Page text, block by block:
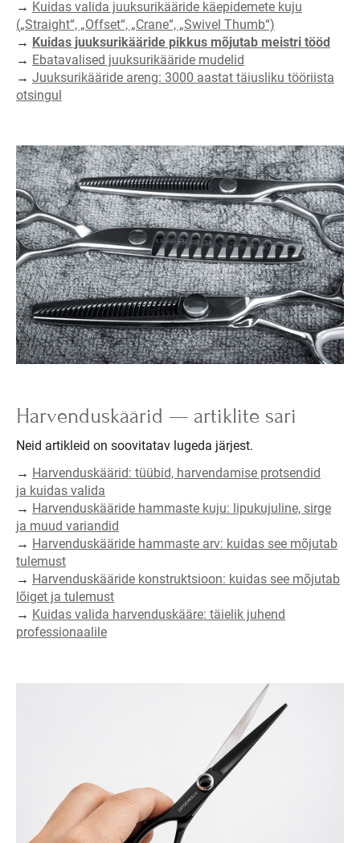
→ Kuidas valida juuksurikääride käepidemete kuju
(„Straight“, „Offset“, „Crane“, „Swivel Thumb“)
→ Kuidas juuksurikääride pikkus mõjutab meistri tööd
→ Ebatavalised juuksurikääride mudelid
→ Juuksurikääride areng: 3000 aastat täiusliku tööriista
otsingul
Harvenduskäärid — artiklite sari
Neid artikleid on soovitatav lugeda järjest.
→ Harvenduskäärid: tüübid, harvendamise protsendid
ja kuidas valida
→ Harvenduskääride hammaste kuju: lipukujuline, sirge
ja muud variandid
→ Harvenduskääride hammaste arv: kuidas see mõjutab
tulemust
→ Harvenduskääride konstruktsioon: kuidas see mõjutab
lõiget ja tulemust
→ Kuidas valida harvenduskääre: täielik juhend
professionaalile